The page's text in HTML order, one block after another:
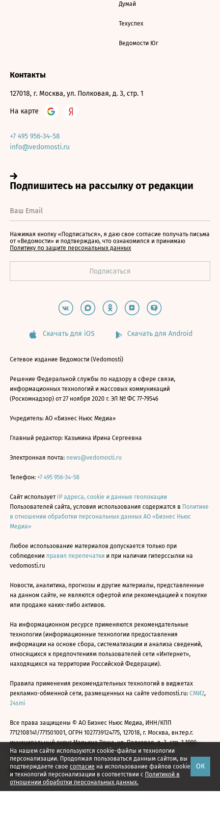
На нашем сайте используются cookie-файлы и технологии
персонализации. Продолжая пользоваться данным сайтом, вы
подтверждаете свое согласие на использование файлов cookie
и технологий персонализации в соответствии с Политикой в
отношении обработки персональных данных.
ОК
Думай
Техуспех
Ведомости Юг
Контакты
127018, г. Москва, ул. Полковая, д. 3, стр. 1
На карте
+7 495 956-34-58
info@vedomosti.ru
Нажимая кнопку «Подписаться», я даю свое согласие получать письма
от «Ведомости» и подтверждаю, что ознакомился и принимаю
Политику по защите персональных данных
Скачать для iOS Скачать для Android
Сетевое издание Ведомости (Vedomosti)
Решение Федеральной службы по надзору в сфере связи,
информационных технологий и массовых коммуникаций
(Роскомнадзор) от 27 ноября 2020 г. ЭЛ № ФС 77-79546
Учредитель: АО «Бизнес Ньюс Медиа»
Главный редактор: Казьмина Ирина Сергеевна
Электронная почта: news@vedomosti.ru
Телефон: +7 495 956-34-58
Сайт использует IP адреса, cookie и данные геолокации
Пользователей сайта, условия использования содержатся в Политике
в отношении обработки персональных данных АО «Бизнес Ньюс
Медиа»
Любое использование материалов допускается только при
соблюдении правил перепечатки и при наличии гиперссылки на
vedomosti.ru
Новости, аналитика, прогнозы и другие материалы, представленные
на данном сайте, не являются офертой или рекомендацией к покупке
или продаже каких-либо активов.
На информационном ресурсе применяются рекомендательные
технологии (информационные технологии предоставления
информации на основе сбора, систематизации и анализа сведений,
относящихся к предпочтениям пользователей сети «Интернет»,
находящихся на территории Российской Федерации).
Правила применения рекомендательных технологий в виджетах
рекламно-обменной сети, размещенных на сайте vedomosti.ru: СМИ2,
24smi
Все права защищены © АО Бизнес Ньюс Медиа, ИНН/КПП
7712108141/771501001, ОГРН 1027739124775, 127018, г. Москва, вн.тер.г.
муниципальный округ Марьина Роща, ул. Полковая, д. 3, стр. 1 1999—
2026